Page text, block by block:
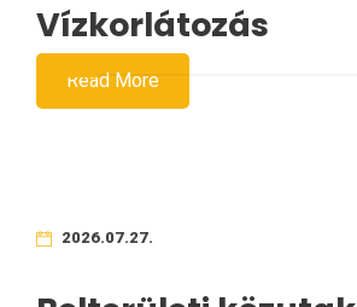
Vízkorlátozás
Read More
2026.07.27.